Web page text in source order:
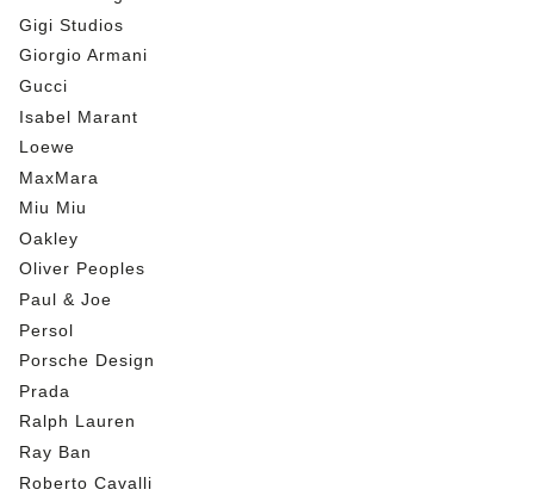
Gigi Studios
Giorgio Armani
Gucci
Isabel Marant
Loewe
MaxMara
Miu Miu
Oakley
Oliver Peoples
Paul & Joe
Persol
Porsche Design
Prada
Ralph Lauren
Ray Ban
Roberto Cavalli